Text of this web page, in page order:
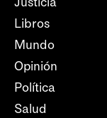
Libros
Mundo
Opinión
Política
Salud